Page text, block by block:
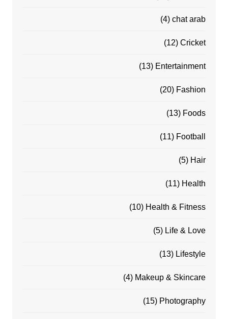
chat arab
(4)
Cricket
(12)
Entertainment
(13)
Fashion
(20)
Foods
(13)
Football
(11)
Hair
(5)
Health
(11)
Health & Fitness
(10)
Life & Love
(5)
Lifestyle
(13)
Makeup & Skincare
(4)
Photography
(15)